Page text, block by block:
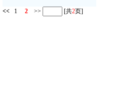
<< 1 2 >> [共2页]